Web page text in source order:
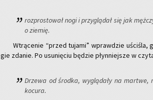
roz­pro­sto­wał nogi i przy­glą­dał się jak
o zie­mię.
Wtrą­ce­nie “przed tu­ja­mi” wpraw­dzie uści­śla,
gie zda­nie. Po usu­nię­ciu bę­dzie płyn­niej­sze w
Drze­wa od środ­ka, wy­glą­da­ły na mar­twe,
ko­cu­ra.